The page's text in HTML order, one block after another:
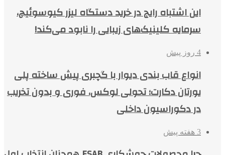
این اشتباه رایج در خرید دستگاه لیزر کیوسوئیچ،
سرمایه کلینیک‌های زیبایی را نابود می‌کند!
4 روز پیش
انواع قاب بندی دیوار با گچبری پیش ساخته پلی
یورتان دکارت؛ تحولی لوکس، فوری و بدون تخریب
در دکوراسیون داخلی
3 هفته پیش